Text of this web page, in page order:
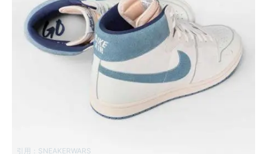
引用： SNEAKERWARS